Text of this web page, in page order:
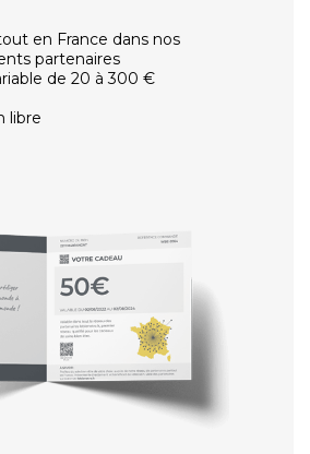
en France dans nos
partenaires
de 20 à 300 €
libre